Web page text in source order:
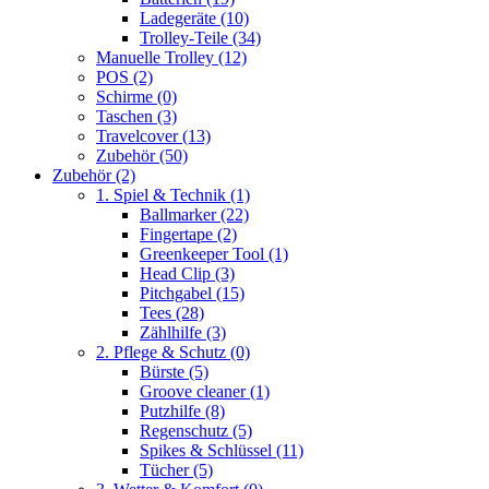
Ladegeräte (10)
Trolley-Teile (34)
Manuelle Trolley (12)
POS (2)
Schirme (0)
Taschen (3)
Travelcover(13)
Zubehör(50)
Zubehör(2)
1. Spiel & Technik (1)
Ballmarker(22)
Fingertape (2)
Greenkeeper Tool (1)
Head Clip (3)
Pitchgabel (15)
Tees (28)
Zählhilfe (3)
2. Pflege & Schutz (0)
Bürste (5)
Groove cleaner(1)
Putzhilfe (8)
Regenschutz (5)
Spikes & Schlüssel (11)
Tücher(5)